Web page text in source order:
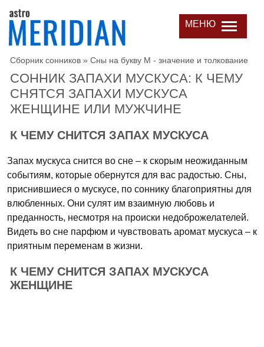
МЕНЮ
Сборник сонников » Сны на букву М - значение и толкование
СОННИК ЗАПАХИ МУСКУСА: К ЧЕМУ
СНЯТСЯ ЗАПАХИ МУСКУСА
ЖЕНЩИНЕ ИЛИ МУЖЧИНЕ
К ЧЕМУ СНИТСЯ ЗАПАХ МУСКУСА
Запах мускуса снится во сне – к скорым неожиданным
событиям, которые обернутся для вас радостью. Сны,
приснившиеся о мускусе, по соннику благоприятны для
влюбленных. Они сулят им взаимную любовь и
преданность, несмотря на происки недоброжелателей.
Видеть во сне парфюм и чувствовать аромат мускуса – к
приятным переменам в жизни.
К ЧЕМУ СНИТСЯ ЗАПАХ МУСКУСА
ЖЕНЩИНЕ